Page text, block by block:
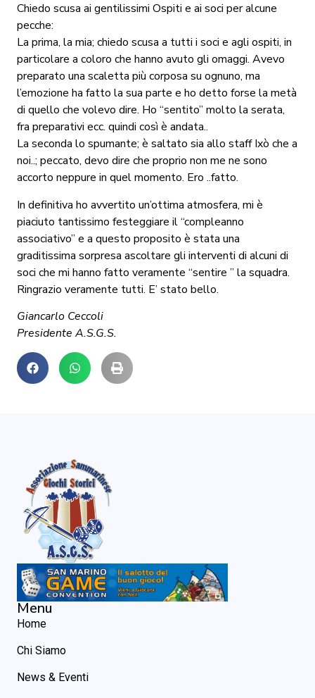
Chiedo scusa ai gentilissimi Ospiti e ai soci per alcune
pecche:
La prima, la mia; chiedo scusa a tutti i soci e agli ospiti, in
particolare a coloro che hanno avuto gli omaggi. Avevo
preparato una scaletta più corposa su ognuno, ma
l’emozione ha fatto la sua parte e ho detto forse la metà
di quello che volevo dire. Ho “sentito” molto la serata,
fra preparativi ecc. quindi così è andata..
La seconda lo spumante; è saltato sia allo staff Ixò che a
noi..; peccato, devo dire che proprio non me ne sono
accorto neppure in quel momento. Ero ..fatto.
In definitiva ho avvertito un’ottima atmosfera, mi è
piaciuto tantissimo festeggiare il “compleanno
associativo” e a questo proposito è stata una
graditissima sorpresa ascoltare gli interventi di alcuni di
soci che mi hanno fatto veramente “sentire ” la squadra.
Ringrazio veramente tutti. E’ stato bello.
Giancarlo Ceccoli
Presidente A.S.G.S.
Menu
Home
Chi Siamo
News & Eventi